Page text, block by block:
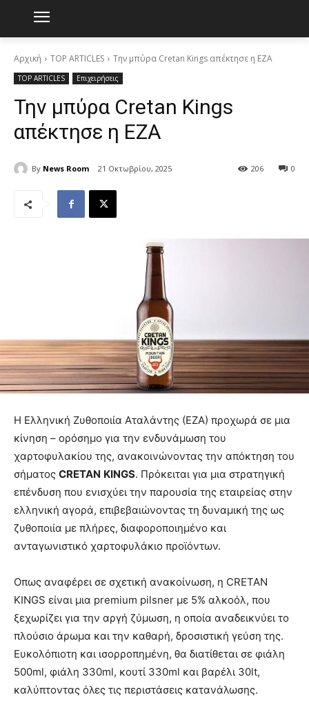
Αρχική TOP ARTICLES Την μπύρα Cretan Kings απέκτησε η ΕΖΑ
TOP ARTICLES Επιχειρήσεις
Την μπύρα Cretan Kings
απέκτησε η ΕΖΑ
By News Room 21 Οκτωβρίου, 2025 0
206
H Ελληνική Ζυθοποιία Αταλάντης (ΕΖΑ) προχωρά σε μια
κίνηση – ορόσημο για την ενδυνάμωση του
χαρτοφυλακίου της, ανακοινώνοντας την απόκτηση του
σήματος CRETAN KINGS. Πρόκειται για μια στρατηγική
επένδυση που ενισχύει την παρουσία της εταιρείας στην
ελληνική αγορά, επιβεβαιώνοντας τη δυναμική της ως
ζυθοποιία με πλήρες, διαφοροποιημένο και
ανταγωνιστικό χαρτοφυλάκιο προϊόντων.
Οπως αναφέρει σε σχετική ανακοίνωση, η CRETAN
KINGS είναι μια premium pilsner με 5% αλκοόλ, που
ξεχωρίζει για την αργή ζύμωση, η οποία αναδεικνύει το
πλούσιο άρωμα και την καθαρή, δροσιστική γεύση της.
Ευκολόπιοτη και ισορροπημένη, θα διατίθεται σε φιάλη
500ml, φιάλη 330ml, κουτί 330ml και βαρέλι 30lt,
καλύπτοντας όλες τις περιστάσεις κατανάλωσης.